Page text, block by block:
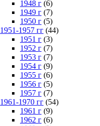
1948 г (6)
1949 г (7)
1950 г (5)
1951-1957 гг (44)
1951 г (3)
1952 г (7)
1953 г (7)
1954 г (9)
1955 г (6)
1956 г (5)
1957 г (7)
1961-1970 гг (54)
1961 г (9)
1962 г (6)